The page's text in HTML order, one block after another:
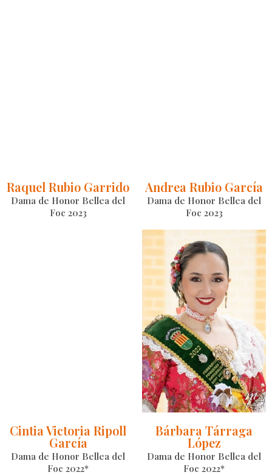
Raquel Rubio Garrido
Dama de Honor Bellea del
Foc 2023
Andrea Rubio García
Dama de Honor Bellea del
Foc 2023
Cintia Victoria Ripoll
García
Dama de Honor Bellea del
Foc 2022*
Bárbara Tárraga
López
Dama de Honor Bellea del
Foc 2022*